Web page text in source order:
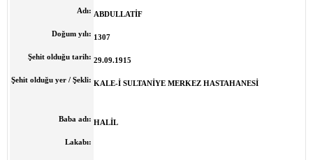
Adı: ABDULLATİF
Doğum yılı: 1307
Şehit olduğu tarih: 29.09.1915
Şehit olduğu yer / Şekli: KALE-İ SULTANİYE MERKEZ HASTAHANESİ
Baba adı: HALİL
Lakabı: